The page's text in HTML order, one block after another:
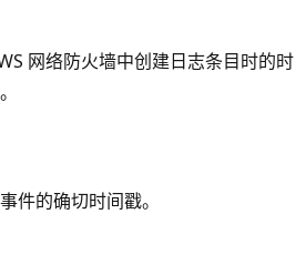
网络防火墙中创建日志条目时的时
件的确切时间戳。